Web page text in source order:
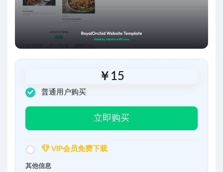
￥ 15
普通用户购买
立即购买
VIP会员免费下载
其他信息